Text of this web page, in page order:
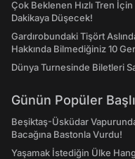
Çok Beklenen Hızlı Tren
Dakikaya Düşecek!
Gardırobundaki Tişört
Hakkında Bilmediğiniz 10
Dünya Turnesinde Biletleri
Günün Popüler
Beşiktaş-Üsküdar Vapurunda
Bacağına Bastonla Vurdu!
Yaşamak İstediğin Ülke